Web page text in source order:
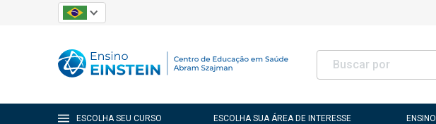
ESCOLHA SEU CURSO ESCOLHA SUA ÁREA DE INTERESSE